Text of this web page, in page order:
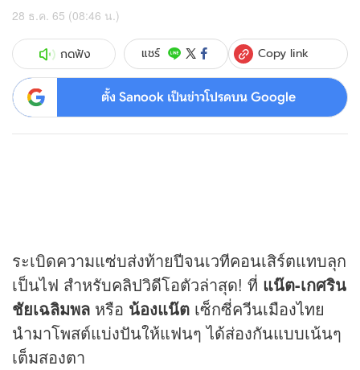
28 ธ.ค. 65 (08:46 น.)
กดฟัง แชร์ Copy link
ตั้ง Sanook เป็นข่าวโปรดบน Google
ระเบิดความแซ่บส่งท้ายปีจนเวทีคอนเสิร์ตแทบลุก
เป็นไฟ สำหรับคลิปวิดีโอตัวล่าสุด! ที่ แน๊ต-เกศริน
ชัยเฉลิมพล หรือ น้องแน๊ต เซ็กซี่ควีนเมืองไทย
นำมาโพสต์แบ่งปันให้แฟนๆ ได้ส่องกันแบบเน้นๆ
เต็มสองตา